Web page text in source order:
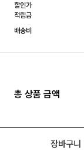
할인가
적립금
배송비
총 상품 금액
장바구니